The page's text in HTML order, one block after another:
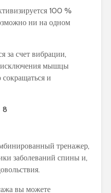
100 %
ни на одном
за счет вибрации,
исключения мышцы
и
тренажер,
заболеваний спины и,
вы можете